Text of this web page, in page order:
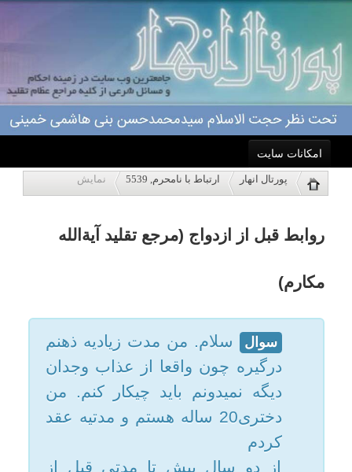
امکانات سایت
خانه
درباره ما
اعمال
کاربر میهمان
پورتال انهار ارتباط با نامحرم, 5539 نمایش
مکارم)
سوال
سلام. من مدت زیادیه ذهنم
درگیره چون واقعا از عذاب وجدان
گرفتمو وارد ارتباط بانامحرما
شدم,ولی هربار پشیمون میشدم
ولدم,انگار داشتم توی یه باتلاق فرو
میرفتم که هرچی جلوترمیرفتم
دراومدن ازش سخت تر بود,شاید
خدا نذاشت دیگه کارم به رابطه
اونجایی که دیدم حکم رابطه لمسی